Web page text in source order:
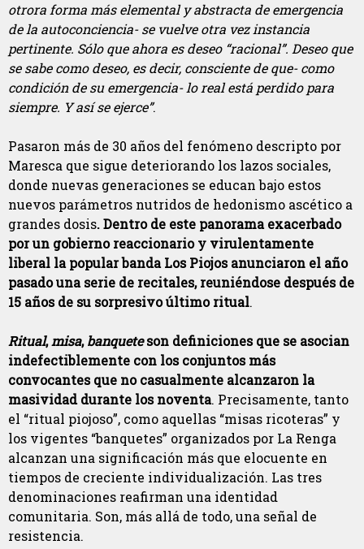
otrora forma más elemental y abstracta de emergencia
de la autoconciencia- se vuelve otra vez instancia
pertinente. Sólo que ahora es deseo “racional”. Deseo que
se sabe como deseo, es decir, consciente de que- como
condición de su emergencia- lo real está perdido para
siempre. Y así se ejerce”.
Pasaron más de 30 años del fenómeno descripto por
Maresca que sigue deteriorando los lazos sociales,
donde nuevas generaciones se educan bajo estos
nuevos parámetros nutridos de hedonismo ascético a
grandes dosis. Dentro de este panorama exacerbado
por un gobierno reaccionario y virulentamente
liberal la popular banda Los Piojos anunciaron el año
pasado una serie de recitales, reuniéndose después de
15 años de su sorpresivo último ritual.
Ritual,misa,banqueteson definiciones que se asocian
indefectiblemente con los conjuntos más
convocantes que no casualmente alcanzaron la
masividad durante los noventa. Precisamente, tanto
el “ritual piojoso”, como aquellas “misas ricoteras” y
los vigentes “banquetes” organizados por La Renga
alcanzan una significación más que elocuente en
tiempos de creciente individualización. Las tres
denominaciones reafirman una identidad
comunitaria. Son, más allá de todo, una señal de
resistencia.